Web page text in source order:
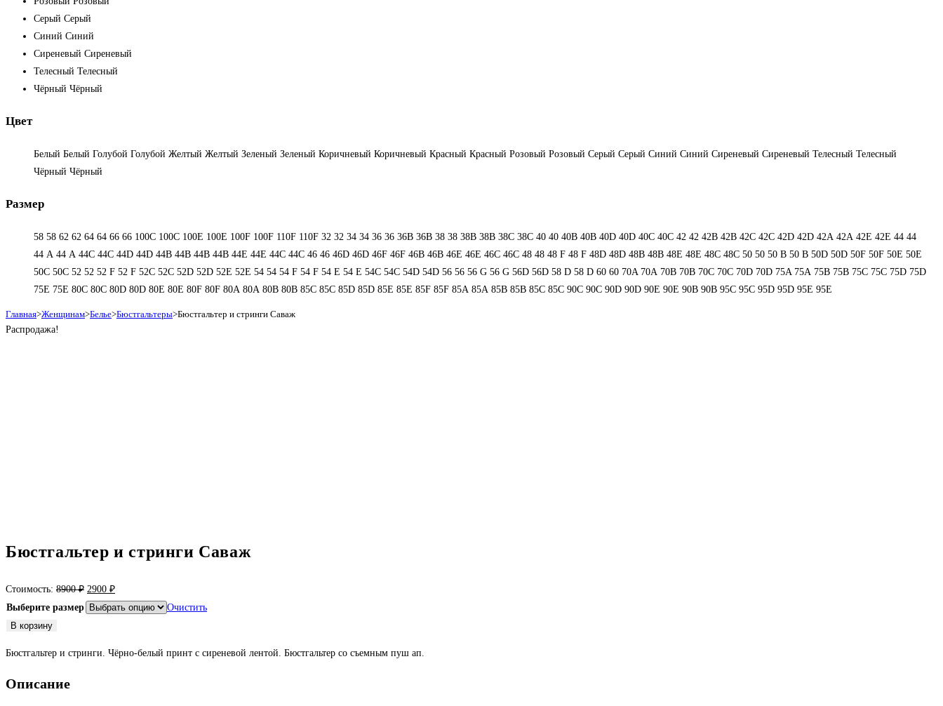
Серый Серый
Синий Синий
Сиреневый Сиреневый
Телесный Телесный
Чёрный Чёрный
Цвет
Белый Белый Голубой Голубой Желтый Желтый Зеленый Зеленый Коричневый Коричневый Красный Красный Розовый Розовый Серый Серый Синий Синий Сиреневый Сиреневый Телесный Телесный
Чёрный Чёрный
Размер
58 58 62 62 64 64 66 66 100C 100C 100E 100E 100F 100F 110F 110F 32 32 34 34 36 36 36B 36B 38 38 38B 38B 38С 38С 40 40 40B 40B 40D 40D 40С 40С 42 42 42B 42B 42C 42C 42D 42D 42А 42А 42Е 42Е 44 44
44 А 44 А 44C 44C 44D 44D 44В 44В 44В 44В 44Е 44Е 44С 44С 46 46 46D 46D 46F 46F 46В 46В 46Е 46Е 46С 46С 48 48 48 F 48 F 48D 48D 48В 48В 48Е 48Е 48С 48С 50 50 50 B 50 B 50D 50D 50F 50F 50Е 50Е
50С 50С 52 52 52 F 52 F 52C 52C 52D 52D 52E 52E 54 54 54 F 54 F 54 Е 54 Е 54C 54C 54D 54D 56 56 56 G 56 G 56D 56D 58 D 58 D 60 60 70A 70A 70B 70B 70C 70C 70D 70D 75A 75A 75B 75B 75C 75C 75D 75D
75E 75E 80C 80C 80D 80D 80E 80E 80F 80F 80А 80А 80В 80В 85C 85C 85D 85D 85E 85E 85F 85F 85А 85А 85В 85В 85С 85С 90C 90C 90D 90D 90E 90E 90В 90В 95C 95C 95D 95D 95E 95E
Главная>Женщинам>Белье>Бюстгальтеры>Бюстгальтер и стринги Саваж
Распродажа!
Бюстгальтер и стринги Саваж
Стоимость: 8900₽ Первоначальная
цена
2900 ₽Текущая
цена:
Выберите размер
Очистить
Количество
Бюстгальтер
и
В корзину
Бюстгальтер и стринги. Чёрно-белый принт с сиреневой лентой. Бюстгальтер со съемным пуш ап.
Описание